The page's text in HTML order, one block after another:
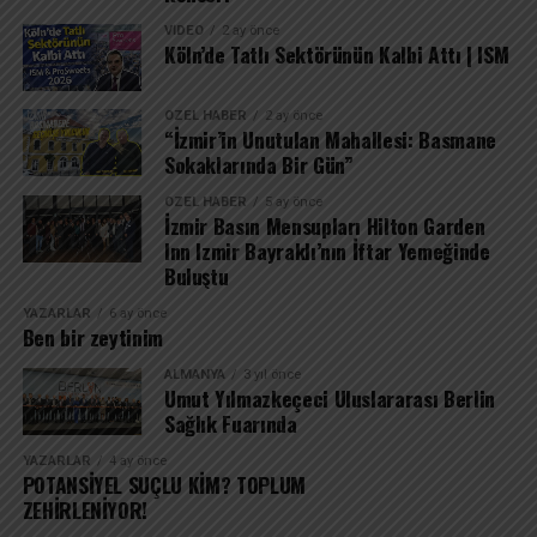
VIDEO 2 ay önce
Köln’de Tatlı Sektörünün Kalbi Attı | ISM
ÖZEL HABER 2 ay önce
“İzmir’in Unutulan Mahallesi: Basmane
Sokaklarında Bir Gün”
ÖZEL HABER 5 ay önce
İzmir Basın Mensupları Hilton Garden
Inn Izmir Bayraklı’nın İftar Yemeğinde
Buluştu
YAZARLAR 6 ay önce
Ben bir zeytinim
ALMANYA 3 yıl önce
Umut Yılmazkeçeci Uluslararası Berlin
Sağlık Fuarında
YAZARLAR 4 ay önce
POTANSİYEL SUÇLU KİM? TOPLUM
ZEHİRLENİYOR!